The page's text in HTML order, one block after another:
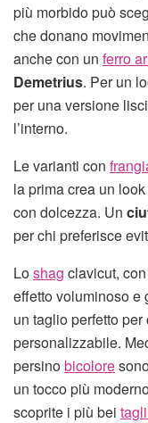
più morbido può
che donano
anche con un ferro
Demetrius. Per un
per una versione
l’interno.
Le varianti con
la prima crea un
con dolcezza. Un
per chi preferisce
Loshag clavicut,
effetto voluminoso e
un taglio perfetto
personalizzabile.
persinobicolore
un tocco più
scoprite i più bei